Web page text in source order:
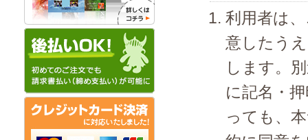
利用者は
意したう
します。
に記名・
っても、